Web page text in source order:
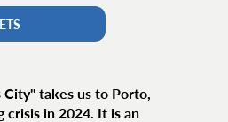
City" takes us to Porto,
crisis in 2024. It is an